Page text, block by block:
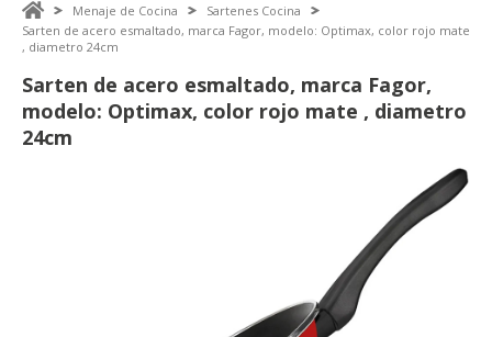
Menaje de Cocina
Sartenes Cocina
Sarten de acero esmaltado, marca Fagor, modelo: Optimax, color rojo mate
, diametro 24cm
Sarten de acero esmaltado, marca Fagor,
modelo: Optimax, color rojo mate , diametro
24cm